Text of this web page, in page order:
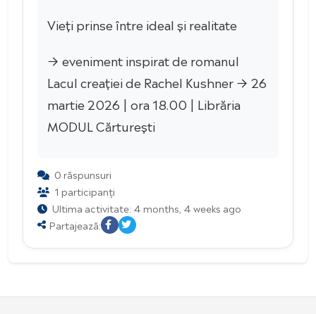
Vieți prinse între ideal și realitate
→ eveniment inspirat de romanul
Lacul creației de Rachel Kushner → 26
martie 2026 | ora 18.00 | Librăria
MODUL Cărturești
0 răspunsuri
1 participanți
Ultima activitate: 4 months, 4 weeks ago
Partajează: